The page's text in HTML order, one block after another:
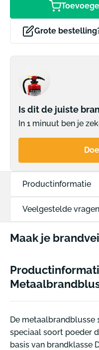
Grote
Is dit de juiste
In 1 minuut ben je
Productinformatie
Veelgestelde vragen
Maak je
De metaalbrandblusse
speciaal soort poeder
basis van brandklasse